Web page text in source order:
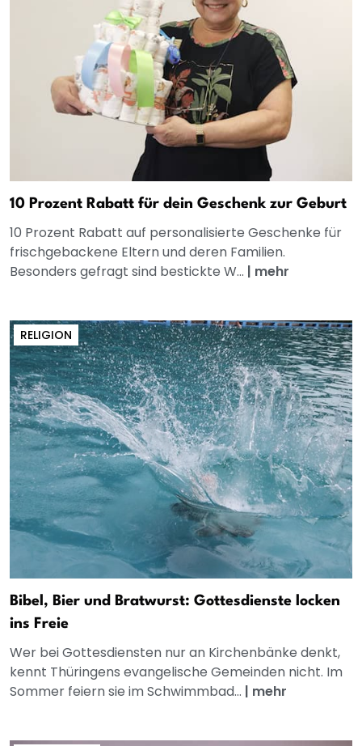
10 Prozent Rabatt für dein Geschenk zur Geburt
10 Prozent Rabatt auf personalisierte Geschenke für
frischgebackene Eltern und deren Familien.
Besonders gefragt sind bestickte W... | mehr
RELIGION
Bibel, Bier und Bratwurst: Gottesdienste locken
ins Freie
Wer bei Gottesdiensten nur an Kirchenbänke denkt,
kennt Thüringens evangelische Gemeinden nicht. Im
Sommer feiern sie im Schwimmbad... | mehr